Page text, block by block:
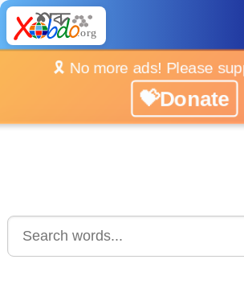
🎗️ No more ads! Please
💝Donate